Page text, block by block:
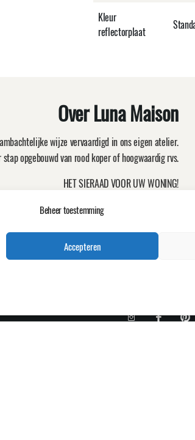
Beheer toestemming
Accepteren
Kleur
reflectorplaat
Over Luna Maison
wijze vervaardigd in ons eigen atelier.
opgebouwd van rood koper of hoogwaardig rvs.
HET SIERAAD VOOR UW WONING!
GA NAAR DE WEBSHOP